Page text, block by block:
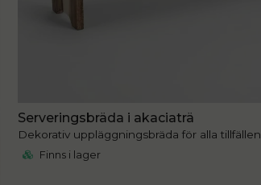
Serveringsbräda i akaciaträ
Dekorativ uppläggningsbräda för alla tillfällen
Finns i lager